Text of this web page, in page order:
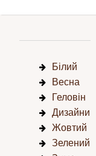
Білий
Весна
Геловін
Дизайни
Жовтий
Зелений